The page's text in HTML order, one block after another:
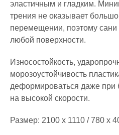
эластичным и гладким.
трения не оказывает
перемещении, поэтому caни
любой поверхности.
Износостойкость,
морозоустойчивость
деформироваться даже при
на высокой скорости.
Размер: 2100 х 1110 / 780 х